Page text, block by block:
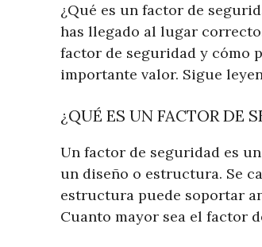
¿Qué es un factor de
has llegado al lugar
factor de seguridad y cómo
importante valor. Sigue
¿QUÉ ES UN FACTOR DE
Un factor de seguridad es
un diseño o estructura. Se
estructura puede soportar
Cuanto mayor sea el factor